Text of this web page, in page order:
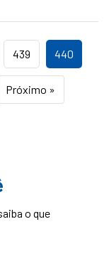
439 440
Próximo »
o que